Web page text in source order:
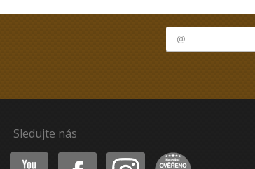
Sledujte nás
Youtube Facebook Instagram Heureka